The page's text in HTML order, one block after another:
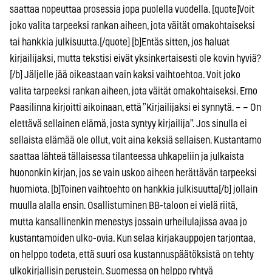
saattaa nopeuttaa prosessia jopa puolella vuodella. [quote]Voit
joko valita tarpeeksi rankan aiheen, jota väität omakohtaiseksi
tai hankkia julkisuutta.[/quote] [b]Entäs sitten, jos haluat
kirjailijaksi, mutta tekstisi eivät yksinkertaisesti ole kovin hyviä?
[/b] Jäljelle jää oikeastaan vain kaksi vaihtoehtoa. Voit joko
valita tarpeeksi rankan aiheen, jota väität omakohtaiseksi. Erno
Paasilinna kirjoitti aikoinaan, että ”Kirjailijaksi ei synnytä. – – On
elettävä sellainen elämä, josta syntyy kirjailija”. Jos sinulla ei
sellaista elämää ole ollut, voit aina keksiä sellaisen. Kustantamo
saattaa lähteä tällaisessa tilanteessa uhkapeliin ja julkaista
huononkin kirjan, jos se vain uskoo aiheen herättävän tarpeeksi
huomiota. [b]Toinen vaihtoehto on hankkia julkisuutta[/b] jollain
muulla alalla ensin. Osallistuminen BB-taloon ei vielä riitä,
mutta kansallinenkin menestys jossain urheilulajissa avaa jo
kustantamoiden ulko-ovia. Kun selaa kirjakauppojen tarjontaa,
on helppo todeta, että suuri osa kustannuspäätöksistä on tehty
ulkokirjallisin perustein. Suomessa on helppo ryhtyä